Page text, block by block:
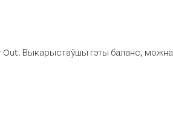
Out. Выкарыстаўшы гэты баланс,